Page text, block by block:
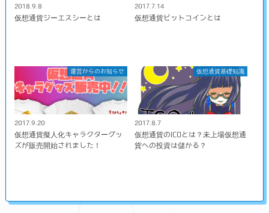
2018.9.8
仮想通貨ジーエスシーとは
2017.7.14
仮想通貨ビットコインとは
運営からのお知らせ
2017.9.20
仮想通貨擬人化キャラクターグッ
ズが販売開始されました！
仮想通貨基礎知識
2017.8.7
仮想通貨のICOとは？未上場仮想通
貨への投資は儲かる？